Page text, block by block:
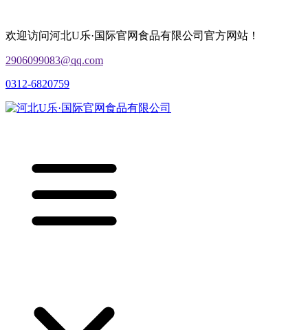
欢迎访问河北U乐·国际官网食品有限公司官方网站！
2906099083@qq.com
0312-6820759